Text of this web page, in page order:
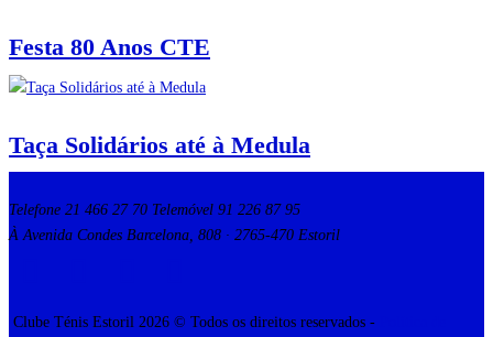
Festa 80 Anos CTE
Taça Solidários até à Medula
Telefone 21 466 27 70 Telemóvel 91 226 87 95
À Avenida Condes Barcelona, 808 · 2765-470 Estoril
Clube Ténis Estoril 2026 © Todos os direitos reservados -